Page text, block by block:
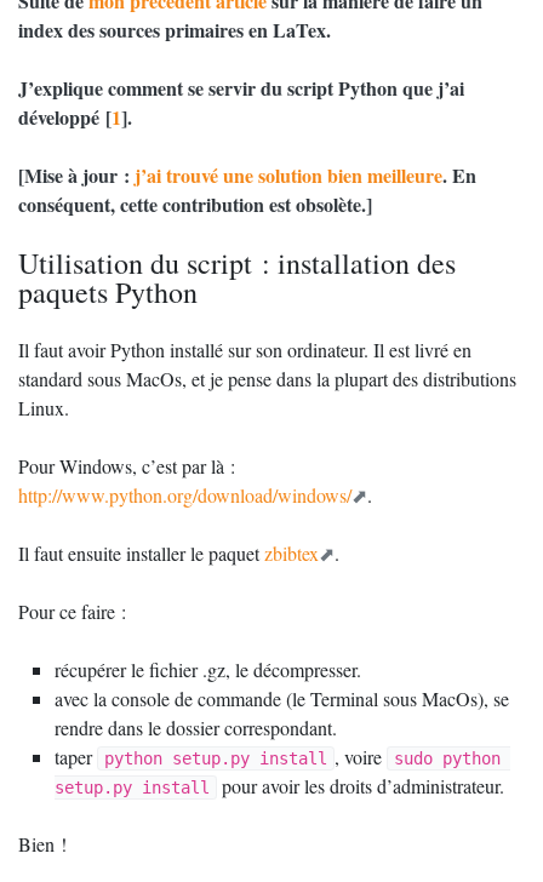
index des sources primaires en LaTex.
J’explique comment se servir du script Python que j’ai
développé [1].
[Mise à jour : j’ai trouvé une solution bien meilleure. En
conséquent, cette contribution est obsolète.]
Utilisation du script : installation des
paquets Python
Il faut avoir Python installé sur son ordinateur. Il est livré en
standard sous MacOs, et je pense dans la plupart des distributions
Linux.
Pour Windows, c’est par là :
http://www.python.org/download/windows/
.
Il faut ensuite installer le paquetzbibtex .
Pour ce faire :
récupérer le fichier .gz, le décompresser.
avec la console de commande (le Terminal sous MacOs), se
rendre dans le dossier correspondant.
taper
python setup.py install , voire
sudo python
setup.py install
pour avoir les droits d’administrateur.
Bien !